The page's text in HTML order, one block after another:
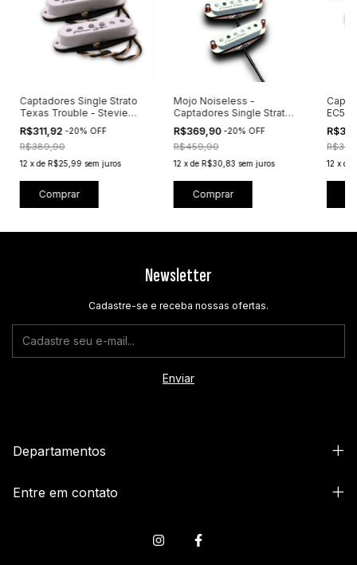
Captadores Single Strato
Texas Trouble - Stevie
Ray Vaughan Inspired
R$311,92 -20% OFF
R$389,90
12 xde R$25,99 sem juros
Comprar
Mojo Noiseless -
Captadores Single Strato
Vintage 60s
R$369,90 -20% OFF
R$459,90
12 xde R$30,83 sem juros
Comprar
EC50
12 x de
Newsletter
Cadastre-se e receba nossas ofertas.
Departamentos
Entre em contato